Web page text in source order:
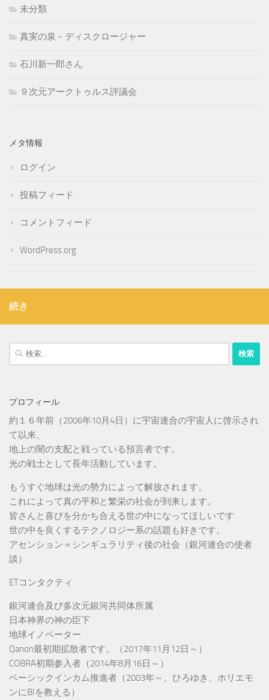
未分類
真実の泉－ディスクロージャー
石川新一郎さん
９次元アークトゥルス評議会
メタ情報
ログイン
投稿フィード
コメントフィード
WordPress.org
続き
検
索:
プロフィール
約１６年前（2006年10月4日）に宇宙連合の宇宙人に啓示され
て以来、
地上の闇の支配と戦っている預言者です。
光の戦士として長年活動しています。
もうすぐ地球は光の勢力によって解放されます。
これによって真の平和と繁栄の社会が到来します。
皆さんと喜びを分かち合える世の中になってほしいです
世の中を良くするテクノロジー系の話題も好きです。
アセンション＝シンギュラリティ後の社会（銀河連合の使者
談）
ETコンタクティ
銀河連合及び多次元銀河共同体所属
日本神界の神の臣下
地球イノベーター
Qanon最初期拡散者です。（2017年11月12日～）
COBRA初期参入者（2014年8月16日～）
ベーシックインカム推進者（2003年～、ひろゆき、ホリエモ
ンにBIを教える）